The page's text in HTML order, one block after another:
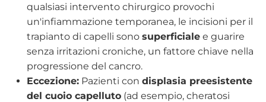
qualsiasi intervento chirurgico provochi
un'infiammazione temporanea, le incisioni per il
trapianto di capelli sono superficiale e guarire
senza irritazioni croniche, un fattore chiave nella
progressione del cancro.
Eccezione: Pazienti con displasia preesistente
del cuoio capelluto (ad esempio, cheratosi